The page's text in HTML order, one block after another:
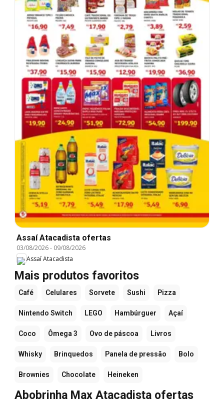
Assaí Atacadista ofertas
03/08/2026- 09/08/2026
Assaí Atacadista
Mais produtos favoritos
Café Celulares Sorvete Sushi Pizza
Nintendo Switch LEGO Hambúrguer Açaí
Coco Ômega 3 Ovo de páscoa Livros
Whisky Brinquedos Panela de pressão Bolo
Brownies Chocolate Heineken
Abobrinha Max Atacadista ofertas